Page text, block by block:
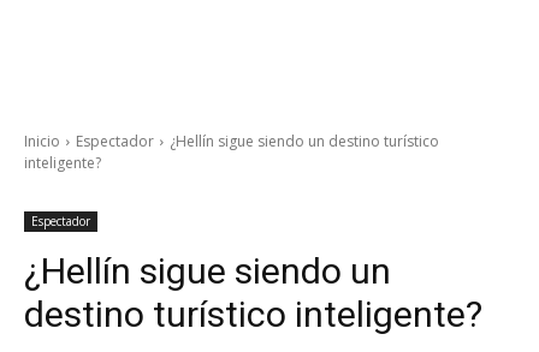
Inicio Espectador
¿Hellín sigue siendo un destino turístico
inteligente?
Espectador
¿Hellín sigue siendo un
destino turístico inteligente?